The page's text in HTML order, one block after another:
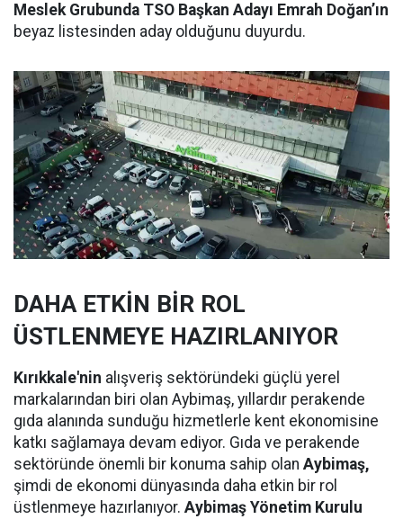
Meslek Grubunda TSO Başkan Adayı Emrah Doğan’ın
beyaz listesinden aday olduğunu duyurdu.
DAHA ETKİN BİR ROL
ÜSTLENMEYE HAZIRLANIYOR
Kırıkkale'nin alışveriş sektöründeki güçlü yerel
markalarından biri olan Aybimaş, yıllardır perakende
gıda alanında sunduğu hizmetlerle kent ekonomisine
katkı sağlamaya devam ediyor. Gıda ve perakende
sektöründe önemli bir konuma sahip olan Aybimaş,
şimdi de ekonomi dünyasında daha etkin bir rol
üstlenmeye hazırlanıyor. Aybimaş Yönetim Kurulu